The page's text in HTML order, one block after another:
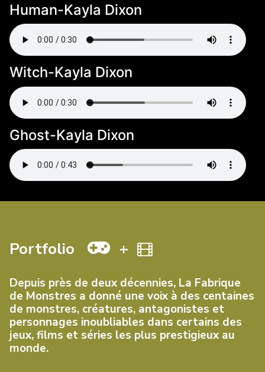
Human-Kayla Dixon
Witch-Kayla Dixon
Ghost-Kayla Dixon
Portfolio +
Depuis près de deux décennies, La Fabrique
de Monstres a donné une voix à des centaines
de monstres, créatures, antagonistes et
personnages inoubliables dans certains des
jeux, films et séries les plus prestigieux au
monde.